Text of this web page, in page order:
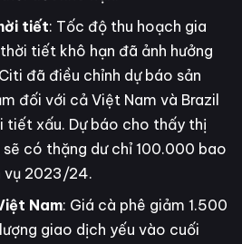
tiết: Tốc độ thu hoạch gia
tiết khô hạn đã ảnh hưởng
đã điều chỉnh dự báo sản
đối với cả Việt Nam và Brazil
tiết xấu. Dự báo cho thấy thị
có thặng dư chỉ 100.000 bao
vụ 2023/24.
Nam: Giá cà phê giảm 1.500
giao dịch yếu vào cuối